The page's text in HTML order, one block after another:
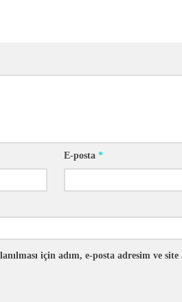
E-posta*
için adım, e-posta adresim ve